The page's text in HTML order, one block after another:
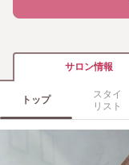
サロン情報
トップ
スタイ
リスト